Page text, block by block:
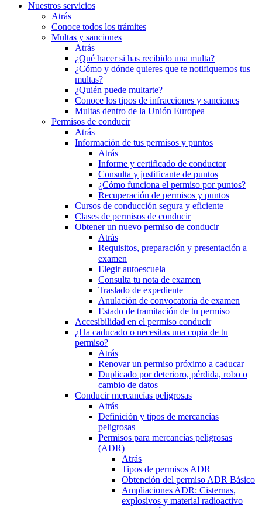
Nuestros servicios
Atrás
Conoce todos los trámites
Multas y sanciones
Atrás
¿Qué hacer si has recibido una multa?
¿Cómo y dónde quieres que te notifiquemos tus
multas?
¿Quién puede multarte?
Conoce los tipos de infracciones y sanciones
Multas dentro de la Unión Europea
Permisos de conducir
Atrás
Información de tus permisos y puntos
Atrás
Informe y certificado de conductor
Consulta y justificante de puntos
¿Cómo funciona el permiso por puntos?
Recuperación de permisos y puntos
Cursos de conducción segura y eficiente
Clases de permisos de conducir
Obtener un nuevo permiso de conducir
Atrás
Requisitos, preparación y presentación a
examen
Elegir autoescuela
Consulta tu nota de examen
Traslado de expediente
Anulación de convocatoria de examen
Estado de tramitación de tu permiso
Accesibilidad en el permiso conducir
¿Ha caducado o necesitas una copia de tu
permiso?
Atrás
Renovar un permiso próximo a caducar
Duplicado por deterioro, pérdida, robo o
cambio de datos
Conducir mercancías peligrosas
Atrás
Definición y tipos de mercancías
peligrosas
Permisos para mercancías peligrosas
(ADR)
Atrás
Tipos de permisos ADR
Obtención del permiso ADR Básico
Ampliaciones ADR: Cisternas,
explosivos y material radioactivo